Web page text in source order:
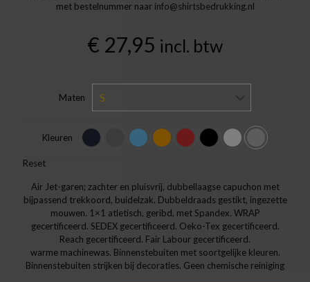
met bestelnummer naar info@shirtsbedrukking.nl
€ 27,95 incl. btw
Maten
Kleuren
Reset
Air Jet-garen; zachter en pluisvrij, dubbellaagse capuchon met
bijpassend trekkoord, buidelzak. Dubbeldraads gestikt, ingezette
mouwen. 1×1 atletisch, geribd, met Spandex. WRAP
gecertificeerd. SEDEX gecertificeerd. Oeko-Tex gecertificeerd.
Reach gecertificeerd. Fair Labour gecertificeerd.
warme machinewas. Binnenstebuiten met soortgelijke kleuren.
Binnenstebuiten strijken bij decoraties. Geen chemische reiniging